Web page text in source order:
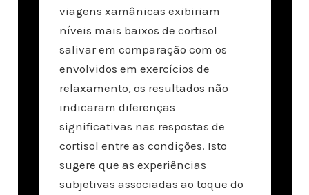
viagens xamânicas exibiriam
níveis mais baixos de cortisol
salivar em comparação com os
envolvidos em exercícios de
relaxamento, os resultados não
indicaram diferenças
significativas nas respostas de
cortisol entre as condições. Isto
sugere que as experiências
subjetivas associadas ao toque do